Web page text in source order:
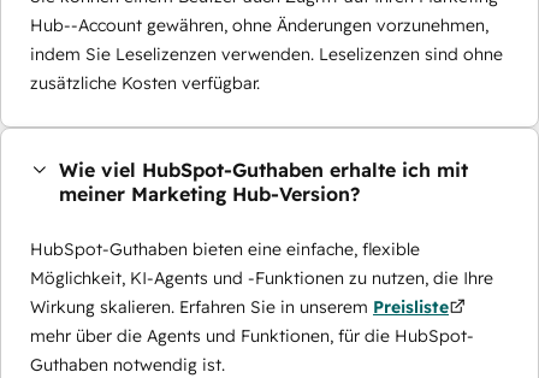
Hub--Account gewähren, ohne Änderungen vorzunehmen,
indem Sie Leselizenzen verwenden. Leselizenzen sind ohne
zusätzliche Kosten verfügbar.
Wie viel HubSpot-Guthaben erhalte ich mit
meiner Marketing Hub-Version?
HubSpot-Guthaben bieten eine einfache, flexible
Möglichkeit, KI-Agents und -Funktionen zu nutzen, die Ihre
Wirkung skalieren. Erfahren Sie in unserem Preisliste
mehr über die Agents und Funktionen, für die HubSpot-
Guthaben notwendig ist.